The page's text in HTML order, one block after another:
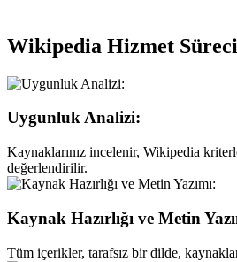
Wikipedia Hizmet
Uygunluk Analizi:
Kaynaklarınız incelenir, Wikipedia
değerlendirilir.
Kaynak Hazırlığı ve Metin
Tüm içerikler, tarafsız bir dilde,